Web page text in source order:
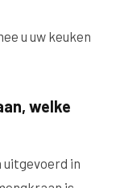
u uw keuken
welke
uitgevoerd in